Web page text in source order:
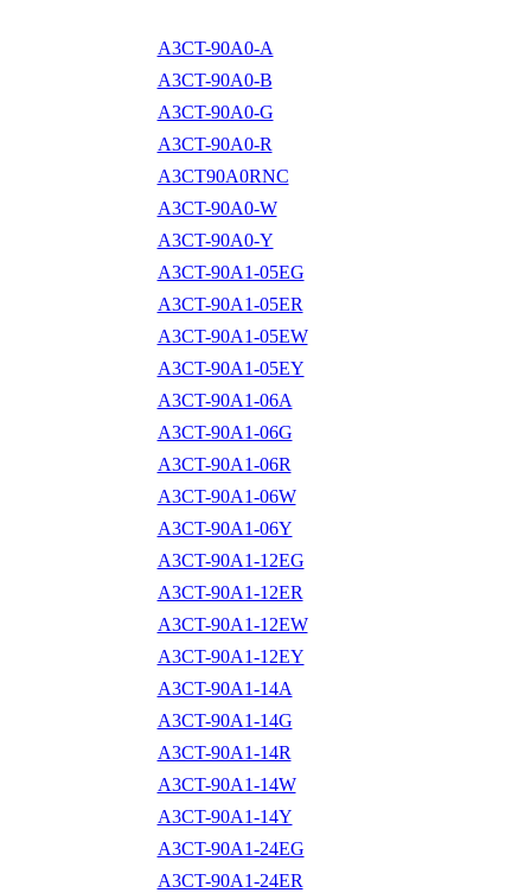
A3CT-90A0-A
A3CT-90A0-B
A3CT-90A0-G
A3CT-90A0-R
A3CT90A0RNC
A3CT-90A0-W
A3CT-90A0-Y
A3CT-90A1-05EG
A3CT-90A1-05ER
A3CT-90A1-05EW
A3CT-90A1-05EY
A3CT-90A1-06A
A3CT-90A1-06G
A3CT-90A1-06R
A3CT-90A1-06W
A3CT-90A1-06Y
A3CT-90A1-12EG
A3CT-90A1-12ER
A3CT-90A1-12EW
A3CT-90A1-12EY
A3CT-90A1-14A
A3CT-90A1-14G
A3CT-90A1-14R
A3CT-90A1-14W
A3CT-90A1-14Y
A3CT-90A1-24EG
A3CT-90A1-24ER